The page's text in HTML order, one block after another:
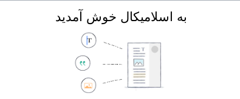
به اسلامیکال خوش آمدید